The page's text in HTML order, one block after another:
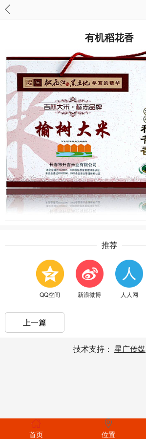
有机稻花香
推荐
QQ空间 新浪微博 人人网
上一篇
技术支持： 星广传媒
首页 位置